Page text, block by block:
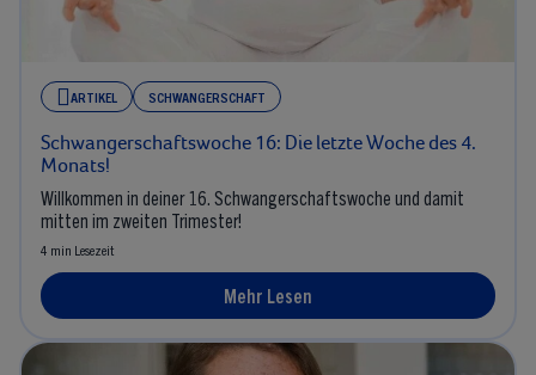
ARTIKEL SCHWANGERSCHAFT
Schwangerschaftswoche 16: Die letzte Woche des 4.
Monats!
Willkommen in deiner 16. Schwangerschaftswoche und damit
mitten im zweiten Trimester!
4 min Lesezeit
Mehr Lesen